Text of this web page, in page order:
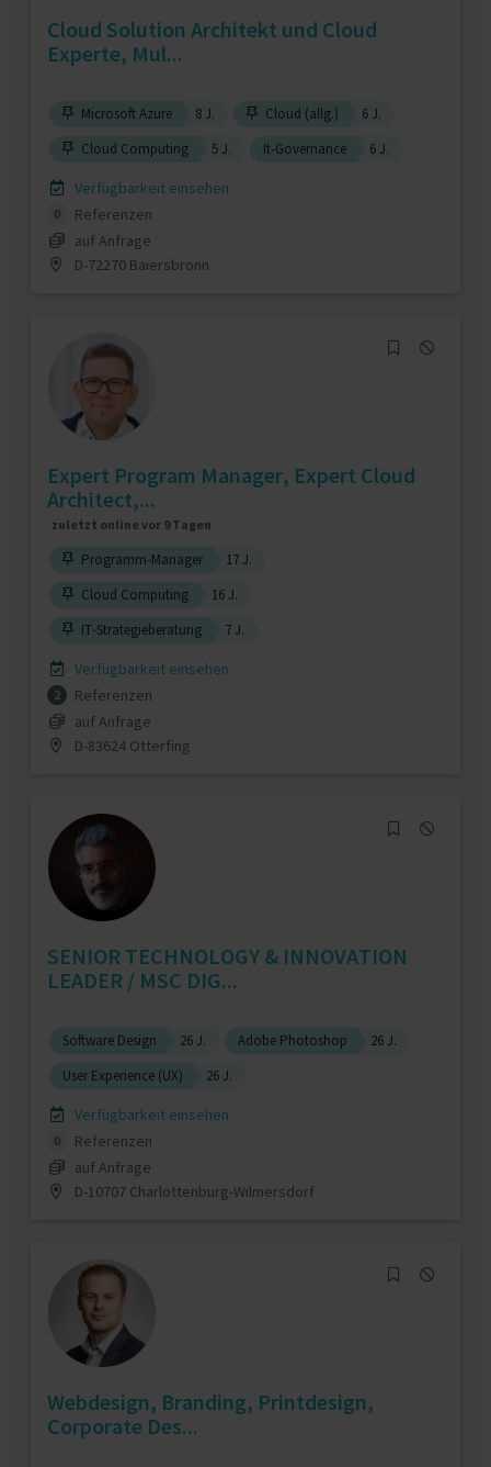
Cloud Solution Architekt und Cloud
Experte, Mul...
Microsoft Azure 8 J. Cloud (allg.)
6 J.
Cloud Computing
5 J. It-Governance 6 J.
Verfügbarkeit einsehen
0
Referenzen
auf Anfrage
D-72270 Baiersbronn
Expert Program Manager, Expert Cloud
Architect,...
zuletzt online vor 9 Tagen
Programm-Manager
17 J.
Cloud Computing
16 J.
IT-Strategieberatung
7 J.
Verfügbarkeit einsehen
2
Referenzen
auf Anfrage
D-83624 Otterfing
SENIOR TECHNOLOGY & INNOVATION
LEADER / MSC DIG...
Software Design 26 J. Adobe Photoshop
26 J.
User Experience (UX)
26 J.
Verfügbarkeit einsehen
0
Referenzen
auf Anfrage
D-10707 Charlottenburg-Wilmersdorf
Webdesign, Branding, Printdesign,
Corporate Des...